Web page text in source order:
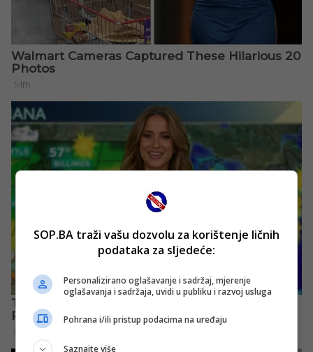
SOP.BA traži vašu dozvolu za korištenje ličnih
podataka za sljedeće:
Personalizirano oglašavanje i sadržaj, mjerenje
oglašavanja i sadržaja, uvidi u publiku i razvoj usluga
Pohrana i/ili pristup podacima na uređaju
Saznajte više